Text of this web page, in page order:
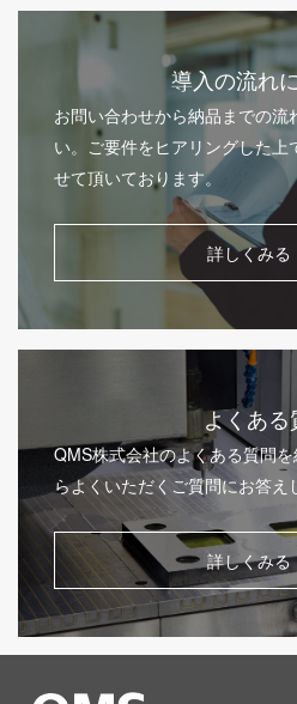
導入の流れ
お問い合わせから納品までの流
い。ご要件をヒアリングした上
せて頂いております。
詳しくみる
よくある
QMS株式会社のよくある質問
らよくいただくご質問にお答え
詳しくみる